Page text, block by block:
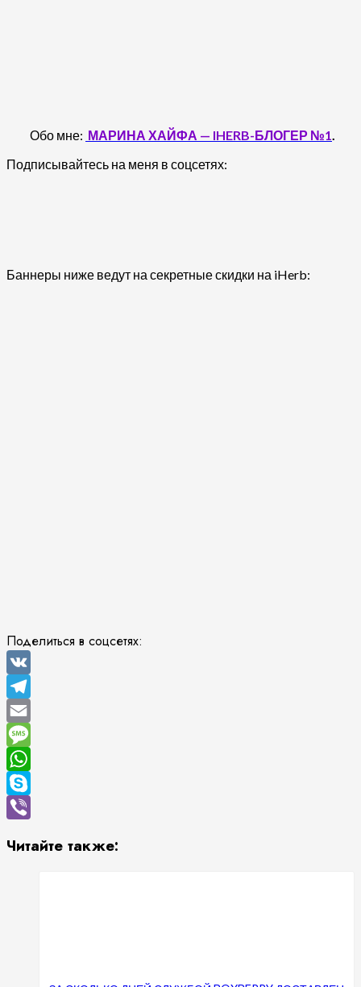
Обо мне: МАРИНА ХАЙФА — IHERB-БЛОГЕР №1.
Подписывайтесь на меня в соцсетях:
Баннеры ниже ведут на секретные скидки на iHerb:
Поделиться в соцсетях:
VK
Telegram
Email
Message
WhatsApp
Skype
Читайте также: